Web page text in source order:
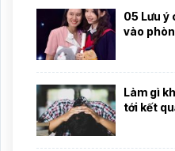
05 Lưu ý
vào
Làm gì
tới kết